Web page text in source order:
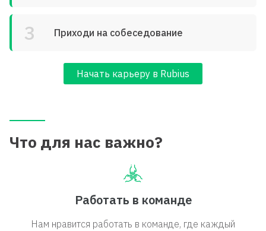
3 Приходи на собеседование
Начать карьеру в Rubius
Что для нас важно?
Работать в команде
Нам нравится работать в команде, где каждый